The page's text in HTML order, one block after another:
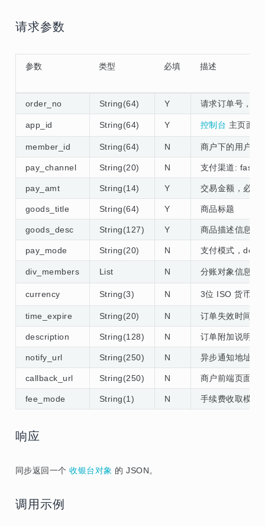
请求参数
参数 类型 必填 描述
order_no String(64) Y 请求订单号，只
app_id String(64) Y 控制台 主页面
member_id String(64) N 商户下的用户id
pay_channel String(20) N 支付渠道:
pay_amt String(14) Y 交易金额，必须
goods_title String(64) Y 商品标题
goods_desc String(127) Y 商品描述信息
pay_mode String(20) N 支付模式，
div_members List N 分账对象信息列
currency String(3) N 3位 ISO 货币代
time_expire String(20) N 订单失效时间，
description String(128) N 订单附加说明
notify_url String(250) N 异步通知地址，
callback_url String(250) N 商户前端页面地
fee_mode String(1) N 手续费收取模式
响应
同步返回一个收银台对象 的 JSON。
调用示例